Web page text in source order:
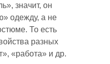
значит, он
одежду, а не
То есть
разных
«работа» и др.